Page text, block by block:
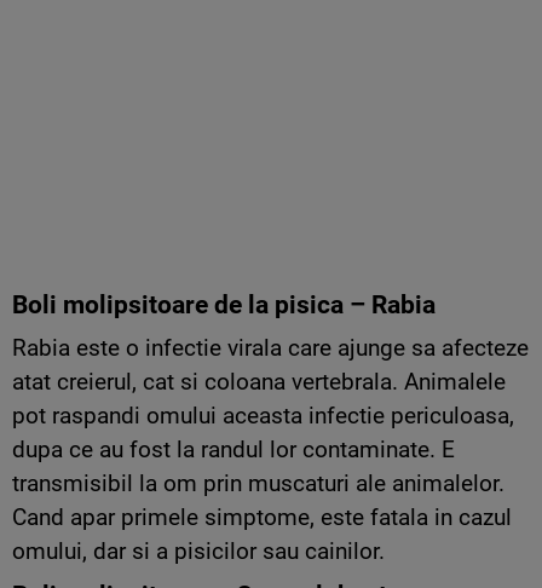
Boli molipsitoare de la pisica – Rabia
Rabia este o infectie virala care ajunge sa afecteze
atat creierul, cat si coloana vertebrala. Animalele
pot raspandi omului aceasta infectie periculoasa,
dupa ce au fost la randul lor contaminate. E
transmisibil la om prin muscaturi ale animalelor.
Cand apar primele simptome, este fatala in cazul
omului, dar si a pisicilor sau cainilor.